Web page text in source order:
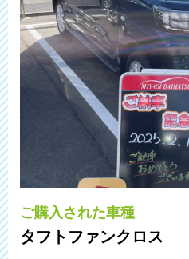
ご購入された車種
タフトファンクロス